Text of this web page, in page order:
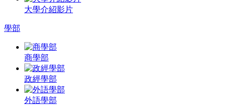
大學介紹影片
學部
商學部
政經學部
外語學部